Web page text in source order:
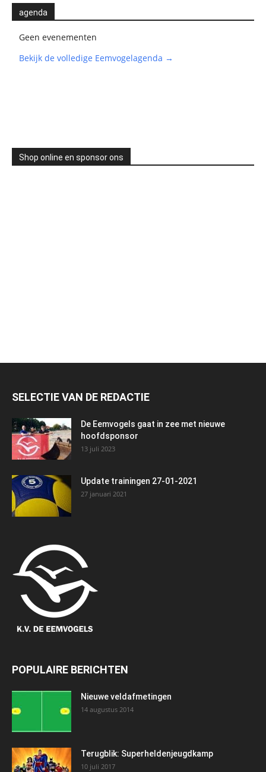
agenda
Geen evenementen
Bekijk de volledige Eemvogelagenda →
Shop online en sponsor ons
SELECTIE VAN DE REDACTIE
De Eemvogels gaat in zee met nieuwe
hoofdsponsor
13 juli 2023
Update trainingen 27-01-2021
27 januari 2021
POPULAIRE BERICHTEN
Nieuwe veldafmetingen
14 augustus 2014
Terugblik: Superheldenjeugdkamp
10 juli 2017